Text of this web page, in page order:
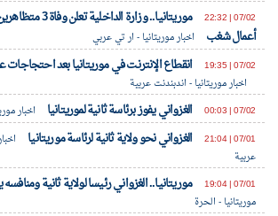
07/02 | 22:32
موريتانيا.. وزارة
أعمال شغب
اخبار موريتانيا - ار تي عربي
07/02 | 19:35
انقطاع الإنترنت في موريتانيا بعد احتجاجات
اخبار موريتانيا - اندبندنت عربية
07/02 | 00:03
الغزواني يفوز برئاسة ثانية لموريتانيا
اخبار
07/01 | 21:04
الغزواني نحو ولاية ثانية لرئاسة موريتانيا
عربية
07/01 | 19:04
موريتانيا.. الغزواني رئيسا لولاية ثانية
موريتانيا - الحرة